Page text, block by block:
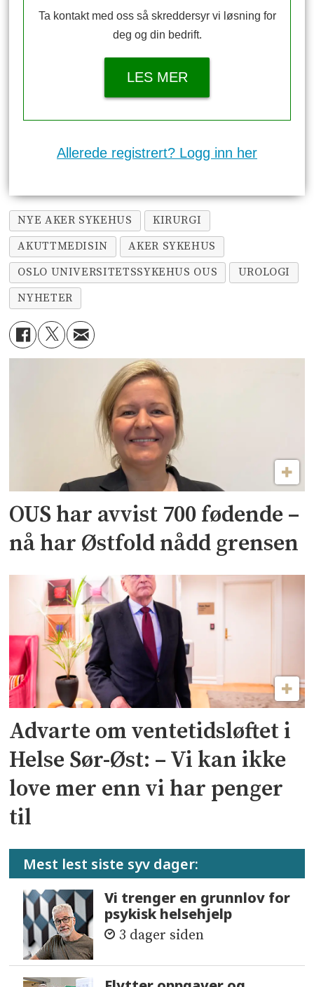
Ta kontakt med oss så skreddersyr vi løsning for
deg og din bedrift.
LES MER
Allerede registrert? Logg inn her
NYE AKER SYKEHUS
KIRURGI
AKUTTMEDISIN
AKER SYKEHUS
OSLO UNIVERSITETSSYKEHUS OUS
UROLOGI
NYHETER
OUS har avvist 700 fødende –
nå har Østfold nådd grensen
Advarte om ventetidsløftet i
Helse Sør-Øst: – Vi kan ikke
love mer enn vi har penger
til
Mest lest siste syv dager:
Vi trenger en grunnlov for
psykisk helsehjelp
3 dager siden